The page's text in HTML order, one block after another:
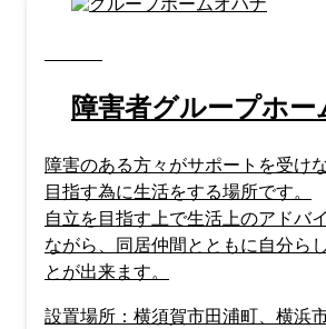
障害者グループホー
障害のある方々がサポートを受け
目指す為に生活をする場所です。
自立を目指す上で生活上のアドバ
ながら、同居仲間とともに自分ら
とが出来ます。
設置場所：横須賀市田浦町、横浜